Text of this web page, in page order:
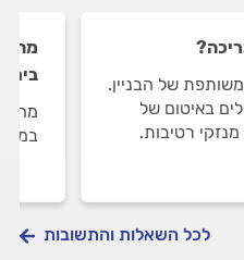
של הבניין.
באיטום של
רטיבות.
מהי
מהי
לכל השאלות והתשובות